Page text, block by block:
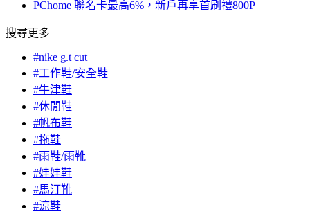
PChome 聯名卡最高6%，新戶再享首刷禮800P
搜尋更多
#nike g.t cut
#工作鞋/安全鞋
#牛津鞋
#休閒鞋
#帆布鞋
#拖鞋
#雨鞋/雨靴
#娃娃鞋
#馬汀靴
#涼鞋